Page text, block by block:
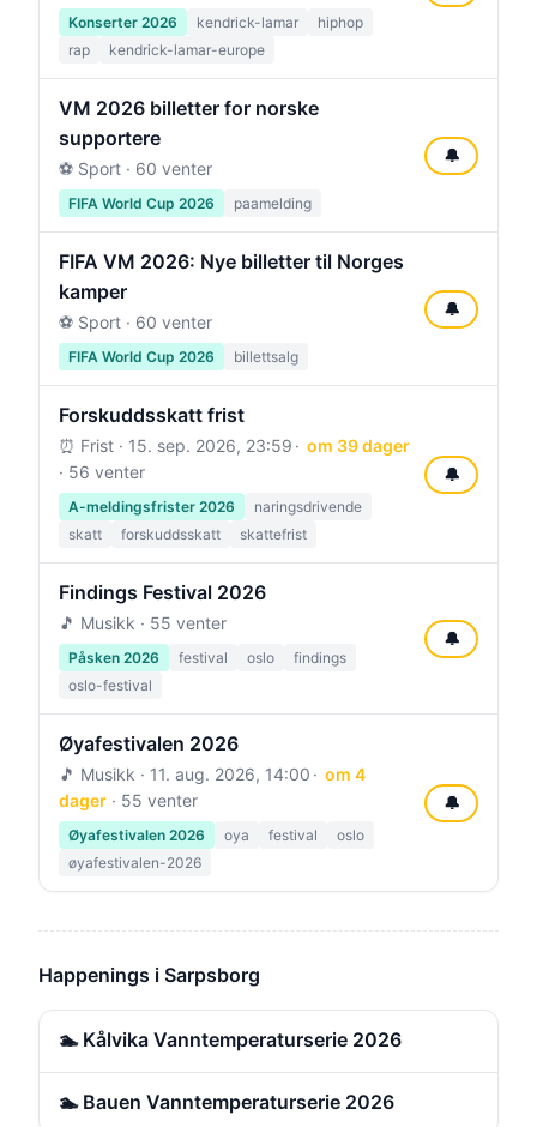
Konserter 2026 kendrick-lamar
hiphop
rap
kendrick-lamar-europe
VM 2026 billetter for norske
supportere
⚽ Sport · 60 venter
FIFA World Cup 2026 paamelding
🔔
FIFA VM 2026: Nye billetter til Norges
kamper
⚽ Sport · 60 venter
FIFA World Cup 2026 billettsalg
🔔
Forskuddsskatt frist
⏰ Frist · 15. sep. 2026, 23:59
om 39 dager
· 56 venter
A-meldingsfrister 2026
naringsdrivende
skatt
forskuddsskatt skattefrist
🔔
Findings Festival 2026
🎵 Musikk · 55 venter
Påsken 2026 festival oslo
findings
oslo-festival
🔔
Øyafestivalen 2026
🎵 Musikk · 11. aug. 2026, 14:00
om 4
dager · 55 venter
Øyafestivalen 2026 oya festival
oslo
øyafestivalen-2026
🔔
Happenings i Sarpsborg
🏊 Kålvika Vanntemperaturserie 2026
🏊 Bauen Vanntemperaturserie 2026